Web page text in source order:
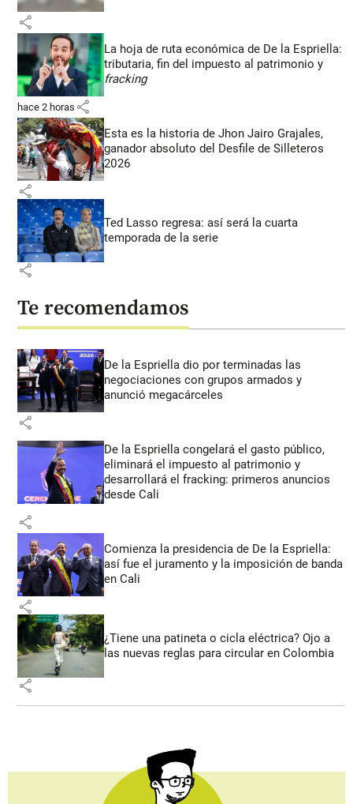
share
La hoja de ruta económica de De la Espriella:
tributaria, fin del impuesto al patrimonio y
fracking
hace 2 horas share
Esta es la historia de Jhon Jairo Grajales,
ganador absoluto del Desfile de Silleteros
2026
share
Ted Lasso regresa: así será la cuarta
temporada de la serie
share
Te recomendamos
De la Espriella dio por terminadas las
negociaciones con grupos armados y
anunció megacárceles
share
De la Espriella congelará el gasto público,
eliminará el impuesto al patrimonio y
desarrollará el fracking: primeros anuncios
desde Cali
share
Comienza la presidencia de De la Espriella:
así fue el juramento y la imposición de banda
en Cali
share
¿Tiene una patineta o cicla eléctrica? Ojo a
las nuevas reglas para circular en Colombia
share